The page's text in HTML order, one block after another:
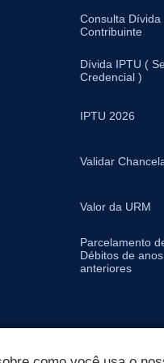
Consulta Dívida
Contribuinte
Dívida IPTU (
Credencial )
IPTU 2026
Validar
Valor da URM
Parcelamento
Débitos de anos
anteriores